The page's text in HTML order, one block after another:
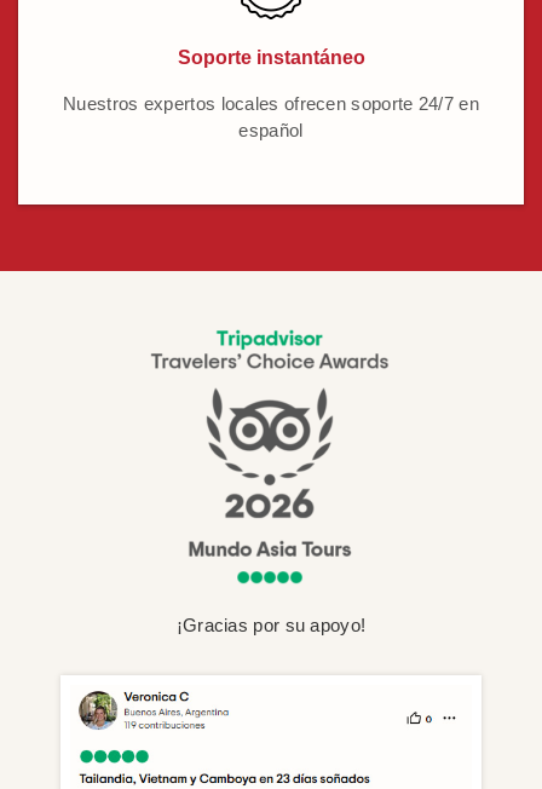
Soporte instantáneo
Nuestros expertos locales ofrecen soporte 24/7 en
español
¡Gracias por su apoyo!